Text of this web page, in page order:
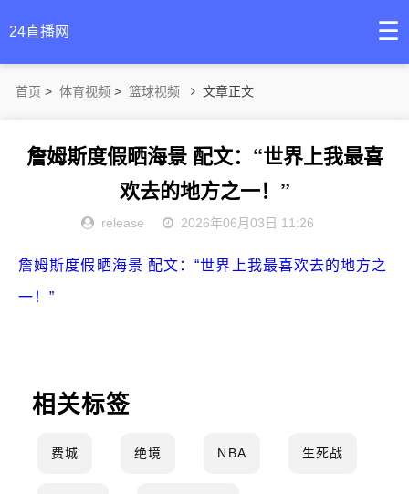
24直播网 ☰
首页 > 体育视频 > 篮球视频 文章正文
詹姆斯度假晒海景 配文：“世界上我最喜
欢去的地方之一！”
release 2026年06月03日 11:26
詹姆斯度假晒海景 配文：“世界上我最喜欢去的地方之
一！”
相关标签
费城 绝境 NBA 生死战